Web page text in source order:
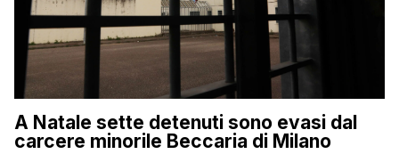
A Natale sette detenuti sono evasi dal
carcere minorile Beccaria di Milano